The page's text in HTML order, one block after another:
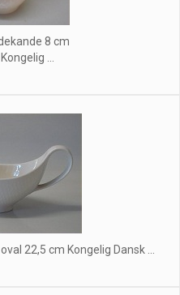
8 cm
...
22,5 cm Kongelig Dansk ...